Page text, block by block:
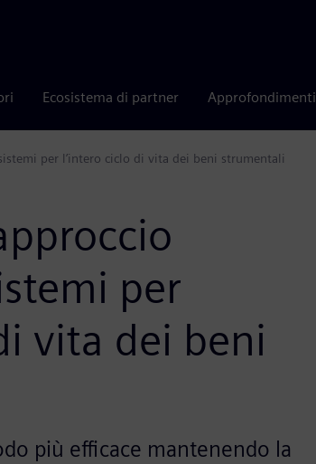
Ecosistema di partner Approfondimenti
per l’intero ciclo di vita dei beni strumentali
per
vita dei beni
più efficace mantenendo la